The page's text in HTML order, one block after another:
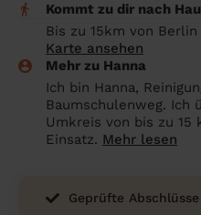
Kommt zu dir nach
Bis zu 15km von
Karte ansehen
Mehr zu Hanna
Ich bin Hanna,
Baumschulenweg. Ich
Umkreis von bis zu
Einsatz. Mehr lesen
Geprüfte
Oberhausen
Hagen
Hamm
Leverkusen
Unsere Artikel
Putzfrau Stundenlohn
eine Reinigungskraft
Was verdient eine
Kosten, Risiken und
Alternativen mehr lohnen